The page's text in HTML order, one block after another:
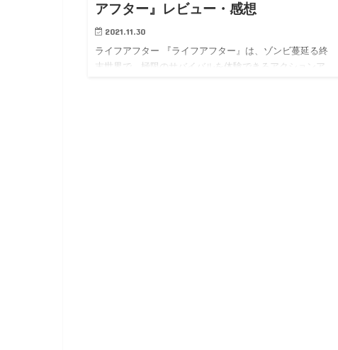
アフター』レビュー・感想
2021.11.30
ライフアフター 『ライフアフター』は、ゾンビ蔓延る終
末世界で、極限のサバイバルを体験できるアクションア